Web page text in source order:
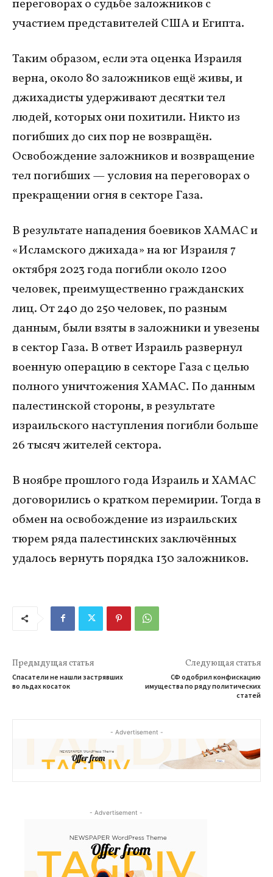
переговорах о судьбе заложников с
участием представителей США и Египта.
Таким образом, если эта оценка Израиля
верна, около 80 заложников ещё живы, и
джихадисты удерживают десятки тел
людей, которых они похитили. Никто из
погибших до сих пор не возвращён.
Освобождение заложников и возвращение
тел погибших — условия на переговорах о
прекращении огня в секторе Газа.
В результате нападения боевиков ХАМАС и
«Исламского джихада» на юг Израиля 7
октября 2023 года погибли около 1200
человек, преимущественно гражданских
лиц. От 240 до 250 человек, по разным
данным, были взяты в заложники и увезены
в сектор Газа. В ответ Израиль развернул
военную операцию в секторе Газа с целью
полного уничтожения ХАМАС. По данным
палестинской стороны, в результате
израильского наступления погибли больше
26 тысяч жителей сектора.
В ноябре прошлого года Израиль и ХАМАС
договорились о кратком перемирии. Тогда в
обмен на освобождение из израильских
тюрем ряда палестинских заключённых
удалось вернуть порядка 130 заложников.
Предыдущая статья
Спасатели не нашли застрявших
во льдах косаток
Следующая статья
СФ одобрил конфискацию
имущества по ряду политических
статей
- Advertisement -
- Advertisement -